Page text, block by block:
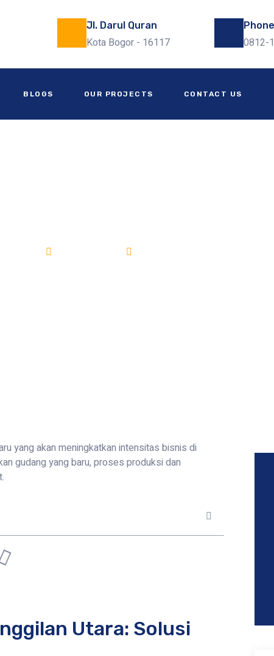
Jl. Darul Quran
Kota Bogor - 16117 0812-
BLOGS OUR PROJECTS CONTACT US
yang akan meningkatkan intensitas bisnis di
gudang yang baru, proses produksi dan
Utara: Solusi